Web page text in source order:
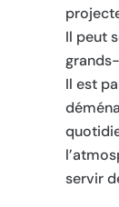
Il peut
Il est
servir